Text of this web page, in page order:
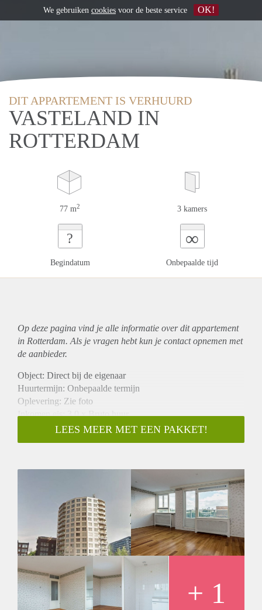
DIT APPARTEMENT IS VERHUURD
VASTELAND IN
ROTTERDAM
77 m2 3 kamers
?
Begindatum
∞
Onbepaalde tijd
Op deze pagina vind je alle informatie over ditappartement
in Rotterdam. Als je vragen hebt kun je contact opnemen met
de aanbieder.
Object: Direct bij de eigenaar
Huurtermijn: Onbepaalde termijn
Oplevering: Zie foto
Inkomen eis: 3,0 x Bruto huur
Garantiestelling mogelijk: Ja
Borg: 1 Maand
Geschikt voor studenten: Afhankelijk van de Eigenaar
LEES MEER MET EEN PAKKET!
+ 1
We gebruiken cookies voor de beste service OK!